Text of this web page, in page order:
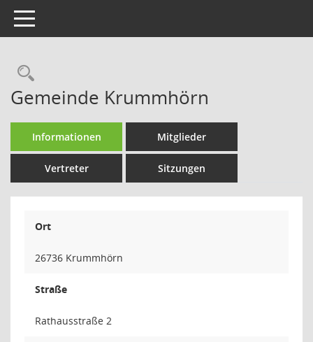
Toggle navigation
Rechercheauswahl
Gemeinde Krummhörn
Informationen Mitglieder
Vertreter Sitzungen
Ort
26736 Krummhörn
Straße
Rathausstraße 2